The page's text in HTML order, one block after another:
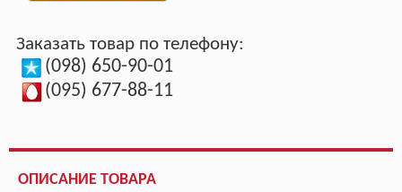
Заказать товар по телефону:
(098) 650-90-01
(095) 677-88-11
ОПИСАНИЕ ТОВАРА